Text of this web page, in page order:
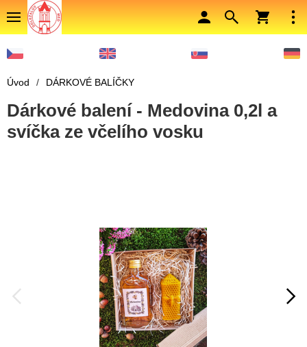
Úvod / DÁRKOVÉ BALÍČKY
Dárkové balení - Medovina 0,2l a
svíčka ze včelího vosku